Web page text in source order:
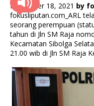
November 18, 2021 by
fokusliputan.com_ARL
seorang perempuan
tahun di Jln SM Raja
Kecamatan Sibolga
21.00 wib di Jln SM Raja